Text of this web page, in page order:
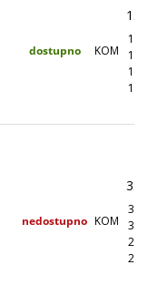
dostupno KOM
nedostupno KOM